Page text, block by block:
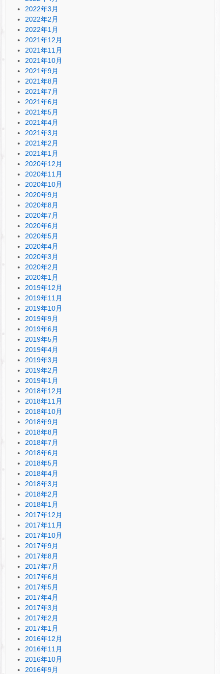
2022年3月
2022年2月
2022年1月
2021年12月
2021年11月
2021年10月
2021年9月
2021年8月
2021年7月
2021年6月
2021年5月
2021年4月
2021年3月
2021年2月
2021年1月
2020年12月
2020年11月
2020年10月
2020年9月
2020年8月
2020年7月
2020年6月
2020年5月
2020年4月
2020年3月
2020年2月
2020年1月
2019年12月
2019年11月
2019年10月
2019年9月
2019年6月
2019年5月
2019年4月
2019年3月
2019年2月
2019年1月
2018年12月
2018年11月
2018年10月
2018年9月
2018年8月
2018年7月
2018年6月
2018年5月
2018年4月
2018年3月
2018年2月
2018年1月
2017年12月
2017年11月
2017年10月
2017年9月
2017年8月
2017年7月
2017年6月
2017年5月
2017年4月
2017年3月
2017年2月
2017年1月
2016年12月
2016年11月
2016年10月
2016年9月